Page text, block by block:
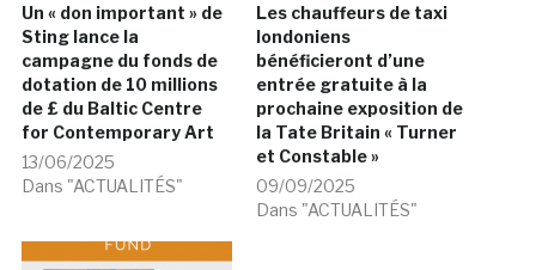
Un « don important » de
Sting lance la
campagne du fonds de
dotation de 10 millions
de £ du Baltic Centre
for Contemporary Art
13/06/2025
Dans "ACTUALITÉS"
Les chauffeurs de taxi
londoniens
bénéficieront d’une
entrée gratuite à la
prochaine exposition de
la Tate Britain « Turner
et Constable »
09/09/2025
Dans "ACTUALITÉS"